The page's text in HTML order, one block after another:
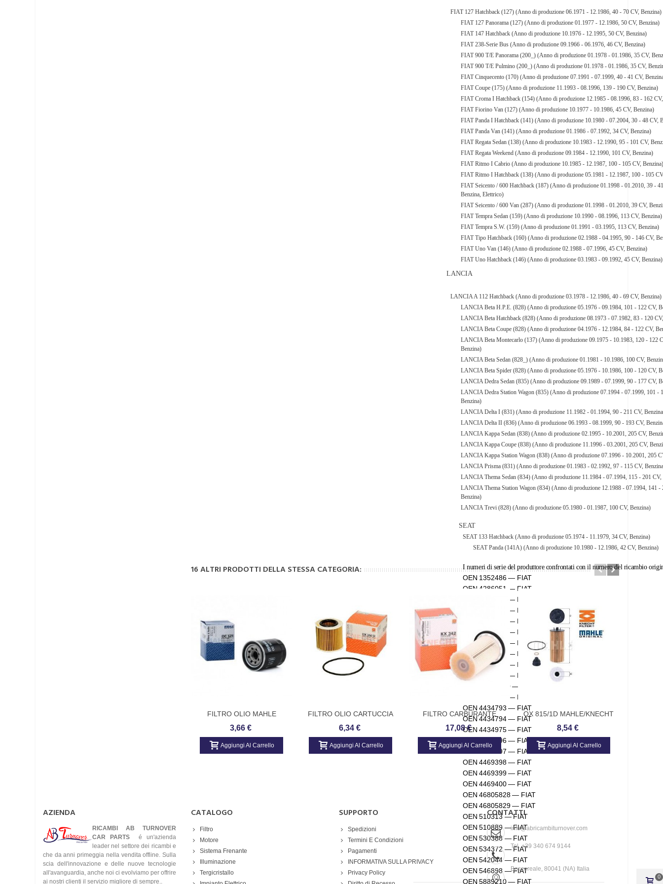
FIAT 127 Hatchback (127) (Anno di produzione 06.1971 - 12.1986, 40 - 70 CV, Benzina)
FIAT 127 Panorama (127) (Anno di produzione 01.1977 - 12.1986, 50 CV, Benzina)
FIAT 147 Hatchback (Anno di produzione 10.1976 - 12.1995, 50 CV, Benzina)
FIAT 238-Serie Bus (Anno di produzione 09.1966 - 06.1976, 46 CV, Benzina)
FIAT 900 T/E Panorama (200_) (Anno di produzione 01.1978 - 01.1986, 35 CV,
FIAT 900 T/E Pulmino (200_) (Anno di produzione 01.1978 - 01.1986, 35 CV,
FIAT Cinquecento (170) (Anno di produzione 07.1991 - 07.1999, 40 - 41 CV,
FIAT Coupe (175) (Anno di produzione 11.1993 - 08.1996, 139 - 190 CV, Benzina)
FIAT Croma I Hatchback (154) (Anno di produzione 12.1985 - 08.1996, 83 - 162
FIAT Fiorino Van (127) (Anno di produzione 10.1977 - 10.1986, 45 CV, Benzina)
FIAT Panda I Hatchback (141) (Anno di produzione 10.1980 - 07.2004, 30 - 48 CV,
FIAT Panda Van (141) (Anno di produzione 01.1986 - 07.1992, 34 CV, Benzina)
FIAT Regata Sedan (138) (Anno di produzione 10.1983 - 12.1990, 95 - 101 CV,
FIAT Regata Weekend (Anno di produzione 09.1984 - 12.1990, 101 CV, Benzina)
FIAT Ritmo I Cabrio (Anno di produzione 10.1985 - 12.1987, 100 - 105 CV, Benzina)
FIAT Ritmo I Hatchback (138) (Anno di produzione 05.1981 - 12.1987, 100 - 105
FIAT Seicento / 600 Hatchback (187) (Anno di produzione 01.1998 - 01.2010, 39 -
Benzina, Elettrico)
FIAT Seicento / 600 Van (287) (Anno di produzione 01.1998 - 01.2010, 39 CV,
FIAT Tempra Sedan (159) (Anno di produzione 10.1990 - 08.1996, 113 CV, Benzina)
FIAT Tempra S.W. (159) (Anno di produzione 01.1991 - 03.1995, 113 CV, Benzina)
FIAT Tipo Hatchback (160) (Anno di produzione 02.1988 - 04.1995, 90 - 146 CV,
FIAT Uno Van (146) (Anno di produzione 02.1988 - 07.1996, 45 CV, Benzina)
FIAT Uno Hatchback (146) (Anno di produzione 03.1983 - 09.1992, 45 CV, Benzina)
LANCIA
LANCIA A 112 Hatchback (Anno di produzione 03.1978 - 12.1986, 40 - 69 CV, Benzina)
LANCIA Beta H.P.E. (828) (Anno di produzione 05.1976 - 09.1984, 101 - 122 CV,
LANCIA Beta Hatchback (828) (Anno di produzione 08.1973 - 07.1982, 83 - 120
LANCIA Beta Coupe (828) (Anno di produzione 04.1976 - 12.1984, 84 - 122 CV,
LANCIA Beta Montecarlo (137) (Anno di produzione 09.1975 - 10.1983, 120 - 122
Benzina)
LANCIA Beta Sedan (828_) (Anno di produzione 01.1981 - 10.1986, 100 CV,
LANCIA Beta Spider (828) (Anno di produzione 05.1976 - 10.1986, 100 - 120 CV,
LANCIA Dedra Sedan (835) (Anno di produzione 09.1989 - 07.1999, 90 - 177 CV,
LANCIA Dedra Station Wagon (835) (Anno di produzione 07.1994 - 07.1999, 101 -
Benzina)
LANCIA Delta I (831) (Anno di produzione 11.1982 - 01.1994, 90 - 211 CV,
LANCIA Delta II (836) (Anno di produzione 06.1993 - 08.1999, 90 - 193 CV,
LANCIA Kappa Sedan (838) (Anno di produzione 02.1995 - 10.2001, 205 CV,
LANCIA Kappa Coupe (838) (Anno di produzione 11.1996 - 03.2001, 205 CV,
LANCIA Kappa Station Wagon (838) (Anno di produzione 07.1996 - 10.2001, 205
LANCIA Prisma (831) (Anno di produzione 01.1983 - 02.1992, 97 - 115 CV,
LANCIA Thema Sedan (834) (Anno di produzione 11.1984 - 07.1994, 115 - 201 CV,
LANCIA Thema Station Wagon (834) (Anno di produzione 12.1988 - 07.1994, 141 -
Benzina)
LANCIA Trevi (828) (Anno di produzione 05.1980 - 01.1987, 100 CV, Benzina)
SEAT
SEAT 133 Hatchback (Anno di produzione 05.1974 - 11.1979, 34 CV, Benzina)
SEAT Panda (141A) (Anno di produzione 10.1980 - 12.1986, 42 CV, Benzina)
I numeri di serie del produttore confrontati con il numero del ricambio
OEN 1352486 — FIAT
OEN 4286051 — FIAT
OEN 4306881 — FIAT
OEN 4316238 — FIAT
OEN 4353591 — FIAT
OEN 4360750 — FIAT
OEN 4363485 — FIAT
OEN 4371580 — FIAT
OEN 4383018 — FIAT
OEN 4394254 — FIAT
OEN 43942540 — FIAT
OEN 4434791 — FIAT
OEN 4434793 — FIAT
OEN 4434794 — FIAT
OEN 4434975 — FIAT
OEN 4469396 — FIAT
OEN 4469397 — FIAT
OEN 4469398 — FIAT
OEN 4469399 — FIAT
OEN 4469400 — FIAT
OEN 46805828 — FIAT
OEN 46805829 — FIAT
OEN 510313 — FIAT
OEN 510889 — FIAT
OEN 530388 — FIAT
OEN 534372 — FIAT
OEN 542044 — FIAT
OEN 546898 — FIAT
OEN 5889210 — FIAT
16 ALTRI PRODOTTI DELLA STESSA CATEGORIA:
FILTRO OLIO MAHLE
ORIGINAL
3,66 €
Aggiungi Al Carrello
FILTRO OLIO CARTUCCIA
FILTRO (MAHLE ORIGINAL
6,34 €
Aggiungi Al Carrello
FILTRO CARBURANTE
MAHLE ORIGINAL KNETCH
17,08 €
Aggiungi Al Carrello
OX 815/1D MAHLE/KNECHT
FILTRO OLIO BMW, Mini
8,54 €
Aggiungi Al Carrello
AZIENDA
RICAMBI AB TURNOVER
CAR PARTS é un'azienda
leader nel settore dei ricambi e
che da anni primeggia nella vendita offline. Sulla
scia dell'innovazione e delle nuove tecnologie
all'avanguardia, anche noi ci evolviamo per offrire
ai nostri clienti il servizio migliore di sempre..
CATALOGO
Filtro
Motore
Sistema Frenante
Illuminazione
Tergicristallo
SUPPORTO
Spedizioni
Termini E Condizioni
Pagamenti
INFORMATIVA SULLA PRIVACY
Privacy Policy
CONTATTI
info@abricambiturnover.com
Tel. +39 340 674 9144
Boscoreale, 80041 (NA) Italia
0